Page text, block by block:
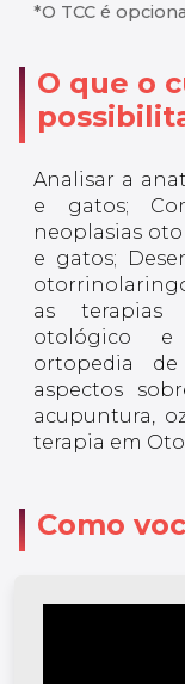
*O TCC é
O que o
Analisar a
e gatos;
neoplasias
e gatos;
as terapias
otológico e
ortopedia
aspectos
acupuntura,
terapia em
Como